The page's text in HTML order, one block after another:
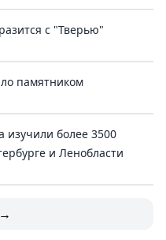
с "Тверью"
памятником
изучили более 3500
и Ленобласти